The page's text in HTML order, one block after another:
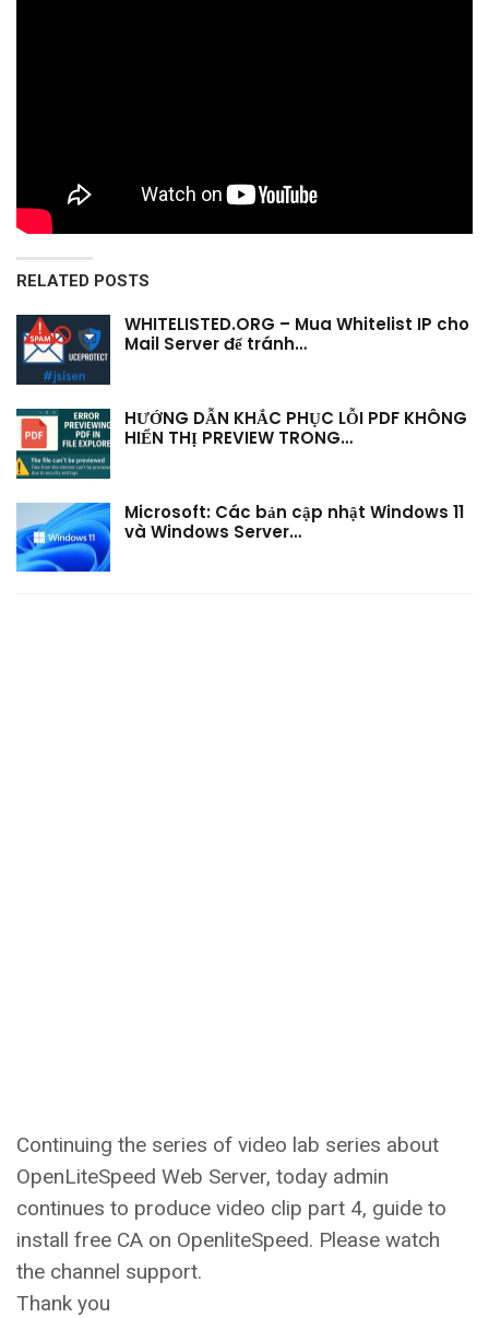
RELATED POSTS
WHITELISTED.ORG – Mua Whitelist IP cho
Mail Server để tránh…
HƯỚNG DẪN KHẮC PHỤC LỖI PDF KHÔNG
HIỂN THỊ PREVIEW TRONG…
Microsoft: Các bản cập nhật Windows 11
và Windows Server…
Continuing the series of video lab series about
OpenLiteSpeed Web Server, today admin
continues to produce video clip part 4, guide to
install free CA on OpenliteSpeed. Please watch
the channel support.
Thank you